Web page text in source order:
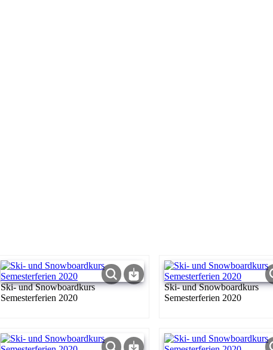
Ski- und Snowboardkurs
Semesterferien 2020
Ski- und Snowboardkurs
Semesterferien 2020